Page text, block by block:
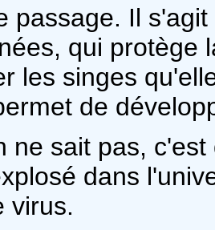
passage. Il
qui protège
les singes
de
ne sait pas,
dans
virus.